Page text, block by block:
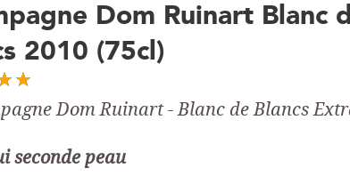
Dom Ruinart Blanc
2010 (75cl)
Dom Ruinart - Blanc de Blancs
seconde peau